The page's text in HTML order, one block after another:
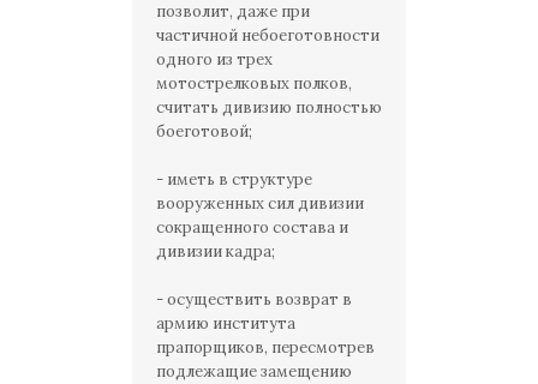
позволит, даже при
частичной небоеготовности
одного из трех
мотострелковых полков,
считать дивизию полностью
боеготовой;
- иметь в структуре
вооруженных сил дивизии
сокращенного состава и
дивизии кадра;
- осуществить возврат в
армию института
прапорщиков, пересмотрев
подлежащие замещению